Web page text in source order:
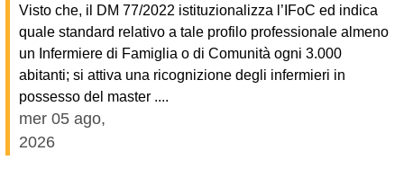
Visto che, il DM 77/2022 istituzionalizza l’IFoC ed indica
quale standard relativo a tale profilo professionale almeno
un Infermiere di Famiglia o di Comunità ogni 3.000
abitanti; si attiva una ricognizione degli infermieri in
possesso del master ....
mer 05 ago,
2026